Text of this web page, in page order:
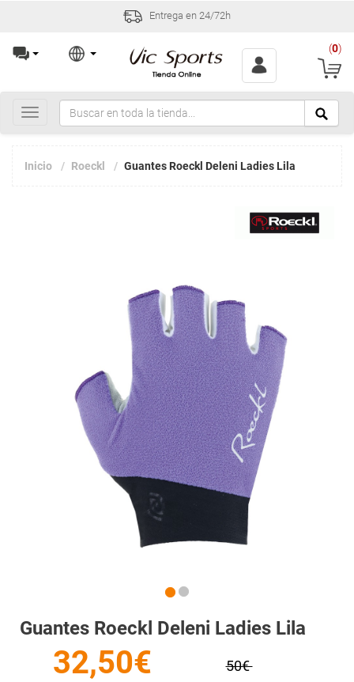
Entrega en 24/72h
(0)
Toggle
navigation
Inicio Roeckl Guantes Roeckl Deleni Ladies Lila
Guantes Roeckl Deleni Ladies Lila
32,50€
50€